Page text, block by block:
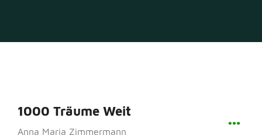
1000 Träume Weit
Anna Maria Zimmermann